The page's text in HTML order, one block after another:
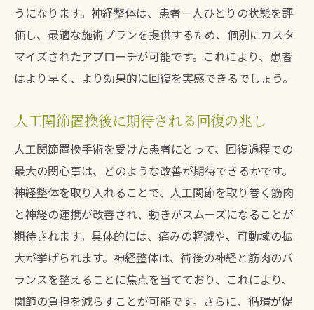
うになります。神経整体は、患者一人ひとりの状態を評
価し、最適な施術プランを提供するため、個別にカスタ
マイズされたアプローチが可能です。これにより、患者
はより早く、より効果的に回復を実感できるでしょう。
人工関節置換後に期待される回復の兆し
人工関節置換手術を受けた患者にとって、回復過程での
最大の関心事は、どのような改善が期待できるかです。
神経整体を取り入れることで、人工関節を取り巻く筋肉
と神経の連携が改善され、動きがスムーズになることが
期待されます。具体的には、痛みの軽減や、可動域の拡
大が挙げられます。神経整体は、術後の神経と筋肉のバ
ランスを整えることに焦点を当てており、これにより、
関節の負担を減らすことが可能です。さらに、循環が促